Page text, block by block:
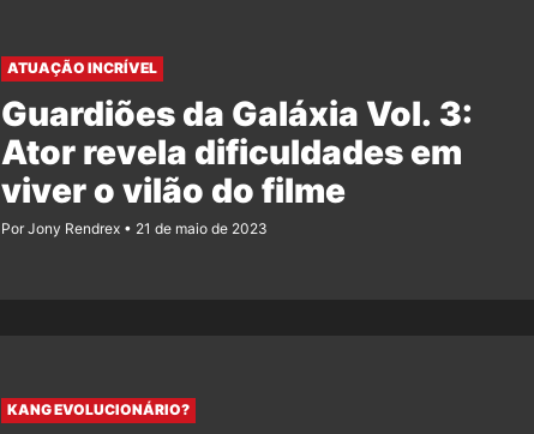
ATUAÇÃO INCRÍVEL
Guardiões da Galáxia Vol. 3:
Ator revela dificuldades em
viver o vilão do filme
Por Jony Rendrex 21 de maio de 2023
KANG EVOLUCIONÁRIO?